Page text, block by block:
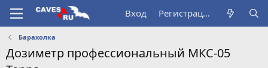
Вход Регистрация
Барахолка
Дозиметр профессиональный МКС-05